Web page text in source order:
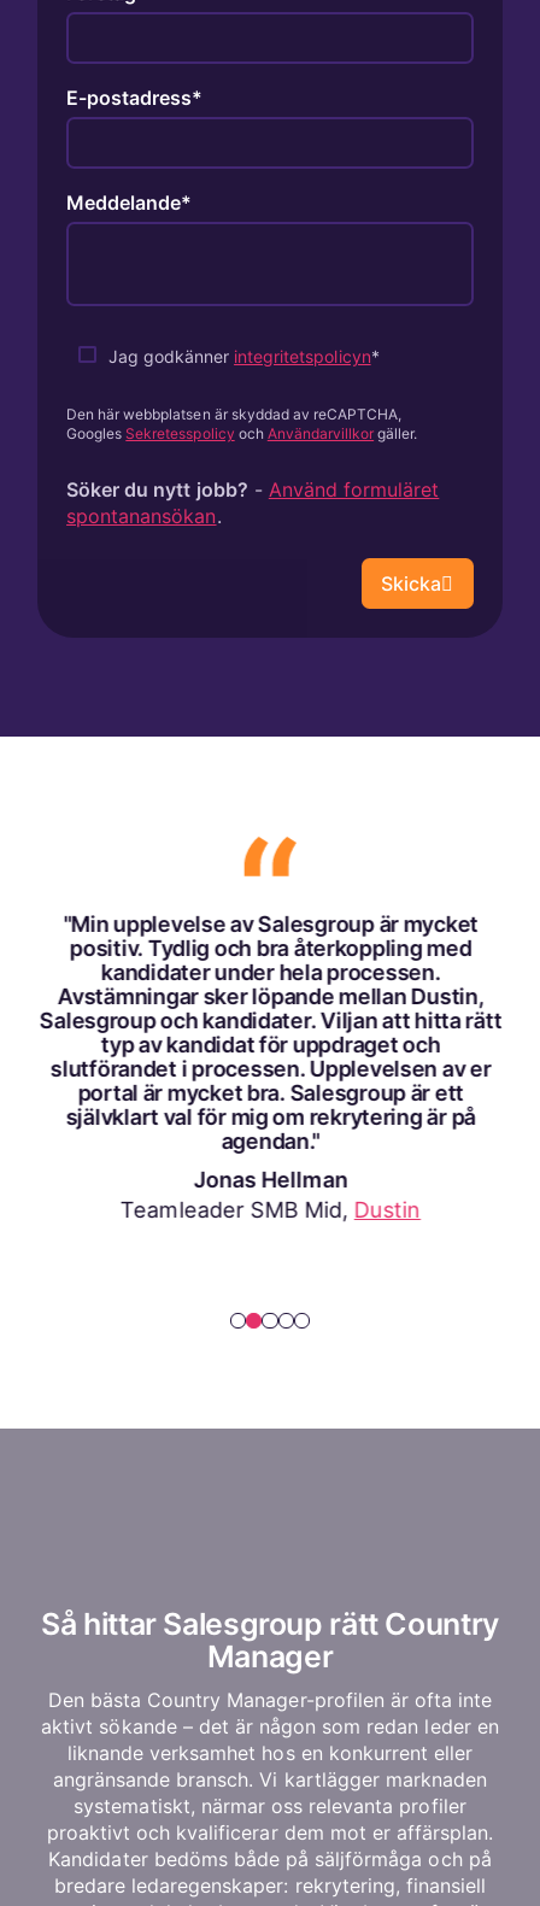
E-postadress
Meddelande
Jag godkänner integritetspolicyn
Den här webbplatsen är skyddad av reCAPTCHA,
Googles Sekretesspolicy och Användarvillkor gäller.
Söker du nytt jobb? - Använd formuläret
spontanansökan.
Skicka
"Min upplevelse av Salesgroup är mycket
positiv. Tydlig och bra återkoppling med
kandidater under hela processen.
Avstämningar sker löpande mellan Dustin,
Salesgroup och kandidater. Viljan att hitta rätt
typ av kandidat för uppdraget och
slutförandet i processen. Upplevelsen av er
portal är mycket bra. Salesgroup är ett
självklart val för mig om rekrytering är på
agendan."
Jonas Hellman
Teamleader SMB Mid, Dustin
Så hittar Salesgroup rätt Country
Manager
Den bästa Country Manager-profilen är ofta inte
aktivt sökande – det är någon som redan leder en
liknande verksamhet hos en konkurrent eller
angränsande bransch. Vi kartlägger marknaden
systematiskt, närmar oss relevanta profiler
proaktivt och kvalificerar dem mot er affärsplan.
Kandidater bedöms både på säljförmåga och på
bredare ledaregenskaper: rekrytering, finansiell